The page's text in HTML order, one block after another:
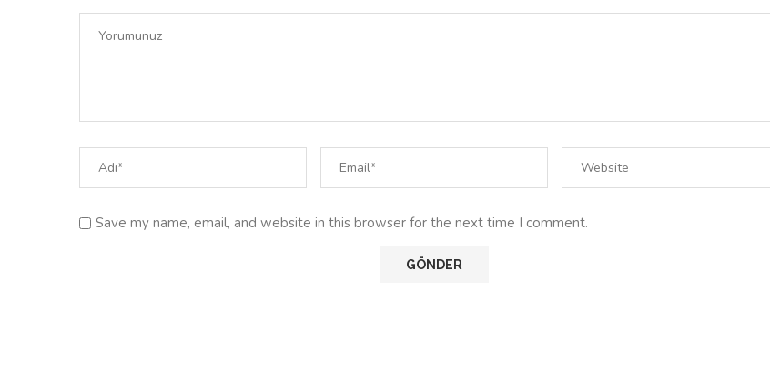
Save my name, email, and website in this browser for the next time I comment.